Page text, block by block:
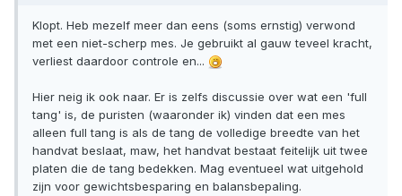
Klopt. Heb mezelf meer dan eens (soms ernstig) verwond
met een niet-scherp mes. Je gebruikt al gauw teveel kracht,
verliest daardoor controle en...
Hier neig ik ook naar. Er is zelfs discussie over wat een 'full
tang' is, de puristen (waaronder ik) vinden dat een mes
alleen full tang is als de tang de volledige breedte van het
handvat beslaat, maw, het handvat bestaat feitelijk uit twee
platen die de tang bedekken. Mag eventueel wat uitgehold
zijn voor gewichtsbesparing en balansbepaling.